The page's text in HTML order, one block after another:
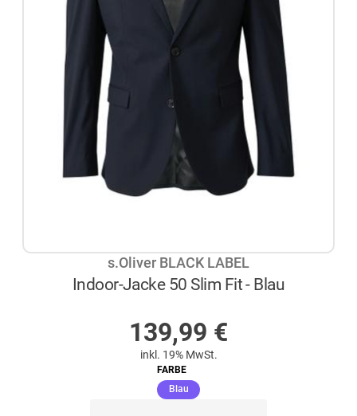
s.Oliver BLACK LABEL
Indoor-Jacke 50 Slim Fit - Blau
139,99 €
inkl. 19% MwSt.
FARBE
Blau(ausgewählt)